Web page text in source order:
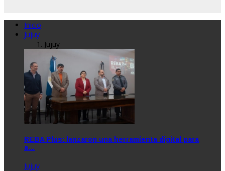
Inicio
Jujuy
Jujuy
REBA Plus: lanzaron una herramienta digital para
a…
Jujuy